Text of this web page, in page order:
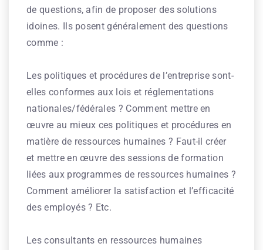
de questions, afin de proposer des solutions
idoines. Ils posent généralement des questions
comme :
Les politiques et procédures de l’entreprise sont-
elles conformes aux lois et réglementations
nationales/fédérales ? Comment mettre en
œuvre au mieux ces politiques et procédures en
matière de ressources humaines ? Faut-il créer
et mettre en œuvre des sessions de formation
liées aux programmes de ressources humaines ?
Comment améliorer la satisfaction et l’efficacité
des employés ? Etc.
Les consultants en ressources humaines